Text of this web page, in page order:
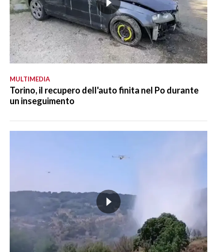
MULTIMEDIA
Torino, il recupero dell'auto finita nel Po durante
un inseguimento